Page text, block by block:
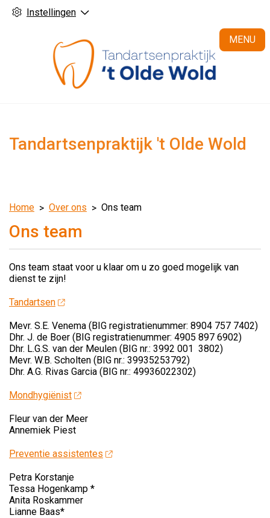
Instellingen
MENU
Tandartsenpraktijk 't Olde Wold
Home Over ons Ons team
Ons team
Ons team staat voor u klaar om u zo goed mogelijk van
dienst te zijn!
Tandartsen
Mevr. S.E. Venema (BIG registratienummer: 8904 757 7402)
Dhr. J. de Boer (BIG registratienummer: 4905 897 6902)
Dhr. L.G.S. van der Meulen (BIG nr.: 3992 001 3802)
Mevr. W.B. Scholten (BIG nr.: 39935253792)
Dhr. A.G. Rivas Garcia (BIG nr.: 49936022302)
Mondhygiënist
Fleur van der Meer
Annemiek Piest
Preventie assistentes
Petra Korstanje
Tessa Hogenkamp *
Anita Roskammer
Lianne Baas*